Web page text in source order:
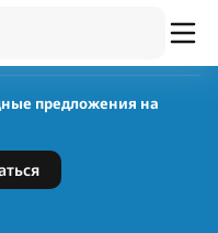
предложения на